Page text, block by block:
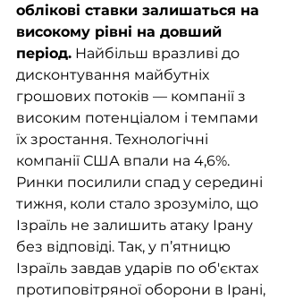
облікові ставки залишаться на
високому рівні на довший
період. Найбільш вразливі до
дисконтування майбутніх
грошових потоків — компанії з
високим потенціалом і темпами
їх зростання. Технологічні
компанії США впали на 4,6%.
Ринки посилили спад у середині
тижня, коли стало зрозуміло, що
Ізраїль не залишить атаку Ірану
без відповіді. Так, у п’ятницю
Ізраїль завдав ударів по об'єктах
протиповітряної оборони в Ірані,